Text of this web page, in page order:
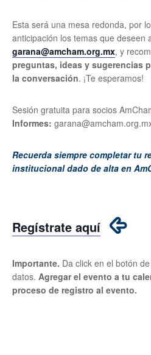
Esta será una mesa redonda, por
anticipación los temas que deseen
garana@amcham.org.mx, y
preguntas, ideas y sugerencias
la conversación. ¡Te esperamos!
Sesión gratuita para socios
Informes:
Recuerda siempre completar tu
institucional dado de alta en
Regístrate aquí
Importante. Da click en el botón
datos. Agregar el evento a tu
proceso de registro al evento.